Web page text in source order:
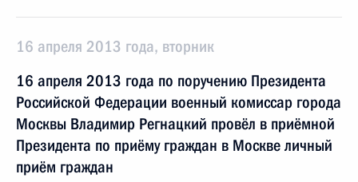
16 апреля 2013 года, вторник
16 апреля 2013 года по поручению Президента
Российской Федерации военный комиссар города
Москвы Владимир Регнацкий провёл в приёмной
Президента по приёму граждан в Москве личный
приём граждан